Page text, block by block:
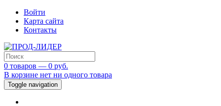
Войти
Карта сайта
Контакты
0 товаров — 0 руб.
В корзине нет ни одного товара
Toggle navigation